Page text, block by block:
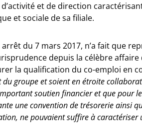
et de direction
et sociale de sa filiale.
du 7 mars 2017, n’a fait que
depuis la célèbre
la qualification du co-emploi en
groupe et soient en étroite
soutien financier et que pour
une convention de trésorerie ainsi
ne pouvaient suffire à